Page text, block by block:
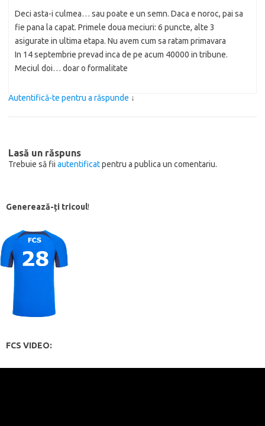
Deci asta-i culmea… sau poate e un semn. Daca e noroc, pai sa
fie pana la capat. Primele doua meciuri: 6 puncte, alte 3
asigurate in ultima etapa. Nu avem cum sa ratam primavara
In 14 septembrie prevad inca de pe acum 40000 in tribune.
Meciul doi… doar o formalitate
Autentifică-te pentru a răspunde ↓
Lasă un răspuns
Trebuie să fii autentificatpentru a publica un comentariu.
Generează-ți tricoul!
FCS VIDEO: